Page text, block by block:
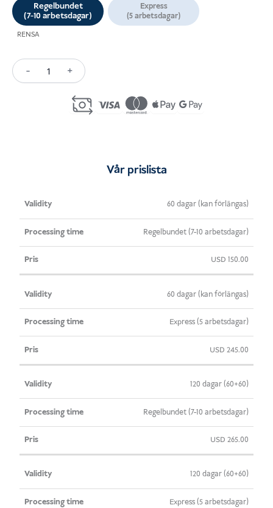
Regelbundet
(7-10 arbetsdagar)
Express
(5 arbetsdagar)
RENSA
-
Single-
+
Vår prislista
Giltighet 60 dagar (kan förlängas)
Regelbundet (7-10 arbetsdagar)
USD 150.00
60 dagar (kan förlängas)
Express (5 arbetsdagar)
USD 245.00
120 dagar (60+60)
Regelbundet (7-10 arbetsdagar)
USD 265.00
120 dagar (60+60)
Express (5 arbetsdagar)